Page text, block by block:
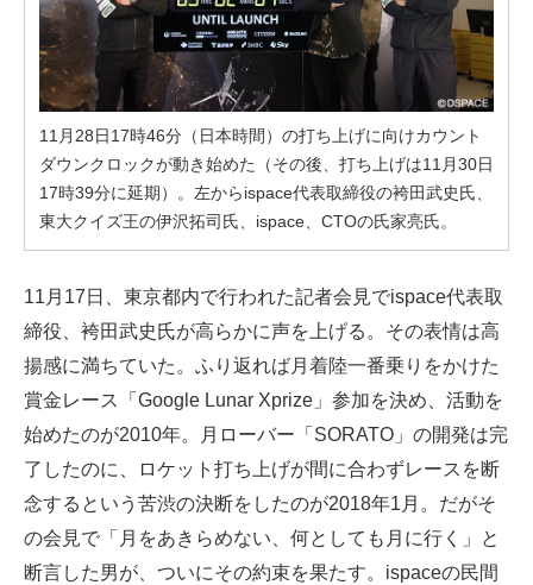
11月28日17時46分（日本時間）の打ち上げに向けカウント
ダウンクロックが動き始めた（その後、打ち上げは11月30日
17時39分に延期）。左からispace代表取締役の袴田武史氏、
東大クイズ王の伊沢拓司氏、ispace、CTOの氏家亮氏。
11月17日、東京都内で行われた記者会見でispace代表取
締役、袴田武史氏が高らかに声を上げる。その表情は高
揚感に満ちていた。ふり返れば月着陸一番乗りをかけた
賞金レース「Google Lunar Xprize」参加を決め、活動を
始めたのが2010年。月ローバー「SORATO」の開発は完
了したのに、ロケット打ち上げが間に合わずレースを断
念するという苦渋の決断をしたのが2018年1月。だがそ
の会見で「月をあきらめない、何としても月に行く」と
断言した男が、ついにその約束を果たす。ispaceの民間